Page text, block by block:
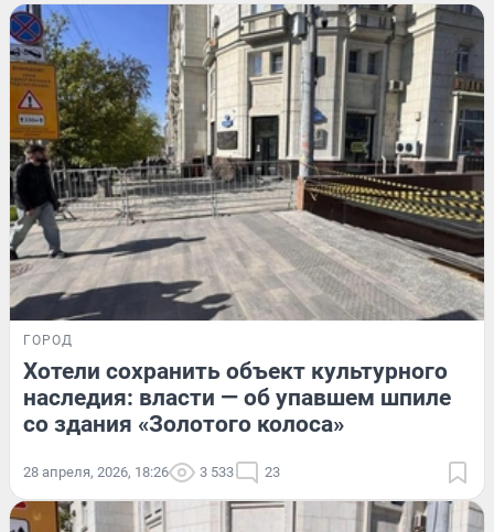
ГОРОД
Хотели сохранить объект культурного
наследия: власти — об упавшем шпиле
со здания «Золотого колоса»
28 апреля, 2026, 18:26 3 533 23